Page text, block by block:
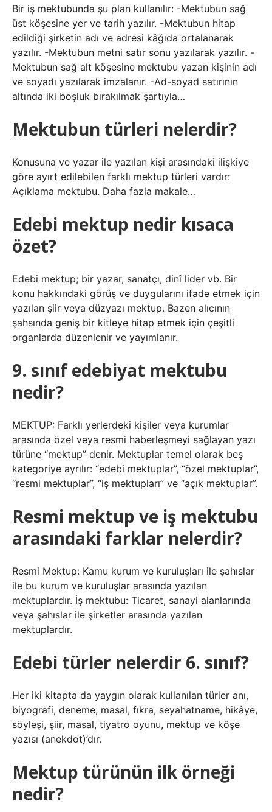
Bir iş mektubunda şu plan kullanılır: -Mektubun sağ
üst köşesine yer ve tarih yazılır. -Mektubun hitap
edildiği şirketin adı ve adresi kâğıda ortalanarak
yazılır. -Mektubun metni satır sonu yazılarak yazılır. -
Mektubun sağ alt köşesine mektubu yazan kişinin adı
ve soyadı yazılarak imzalanır. -Ad-soyad satırının
altında iki boşluk bırakılmak şartıyla…
Mektubun türleri nelerdir?
Konusuna ve yazar ile yazılan kişi arasındaki ilişkiye
göre ayırt edilebilen farklı mektup türleri vardır:
Açıklama mektubu. Daha fazla makale…
Edebi mektup nedir kısaca
özet?
Edebi mektup; bir yazar, sanatçı, dinî lider vb. Bir
konu hakkındaki görüş ve duygularını ifade etmek için
yazılan şiir veya düzyazı mektup. Bazen alıcının
şahsında geniş bir kitleye hitap etmek için çeşitli
organlarda düzenlenir ve yayımlanır.
9. sınıf edebiyat mektubu
nedir?
MEKTUP: Farklı yerlerdeki kişiler veya kurumlar
arasında özel veya resmi haberleşmeyi sağlayan yazı
türüne “mektup” denir. Mektuplar temel olarak beş
kategoriye ayrılır: “edebi mektuplar”, “özel mektuplar”,
“resmi mektuplar”, “iş mektupları” ve “açık mektuplar”.
Resmi mektup ve iş mektubu
arasındaki farklar nelerdir?
Resmi Mektup: Kamu kurum ve kuruluşları ile şahıslar
ile bu kurum ve kuruluşlar arasında yazılan
mektuplardır. İş mektubu: Ticaret, sanayi alanlarında
veya şahıslar ile şirketler arasında yazılan
mektuplardır.
Edebi türler nelerdir 6. sınıf?
Her iki kitapta da yaygın olarak kullanılan türler anı,
biyografi, deneme, masal, fıkra, seyahatname, hikâye,
söyleşi, şiir, masal, tiyatro oyunu, mektup ve köşe
yazısı (anekdot)’dır.
Mektup türünün ilk örneği
nedir?